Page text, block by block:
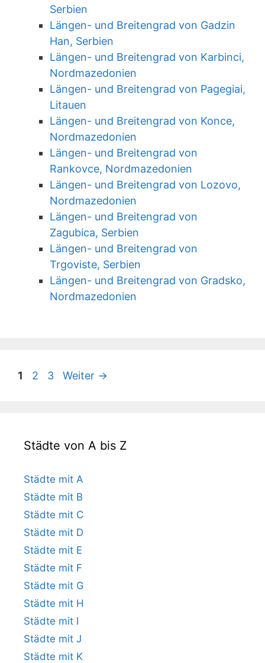
Serbien
Längen- und Breitengrad von Gadzin
Han, Serbien
Längen- und Breitengrad von Karbinci,
Nordmazedonien
Längen- und Breitengrad von Pagegiai,
Litauen
Längen- und Breitengrad von Konce,
Nordmazedonien
Längen- und Breitengrad von
Rankovce, Nordmazedonien
Längen- und Breitengrad von Lozovo,
Nordmazedonien
Längen- und Breitengrad von
Zagubica, Serbien
Längen- und Breitengrad von
Trgoviste, Serbien
Längen- und Breitengrad von Gradsko,
Nordmazedonien
Seite
1 Seite
2 Seite
3 Weiter →
Städte von A bis Z
Städte mit A
Städte mit B
Städte mit C
Städte mit D
Städte mit E
Städte mit F
Städte mit G
Städte mit H
Städte mit I
Städte mit J
Städte mit K